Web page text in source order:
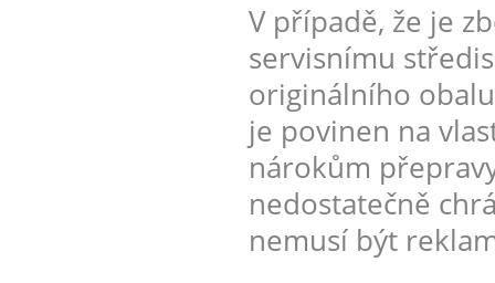
V případě, že je
servisnímu
originálního
je povinen na
nárokům
nedostatečně
nemusí být